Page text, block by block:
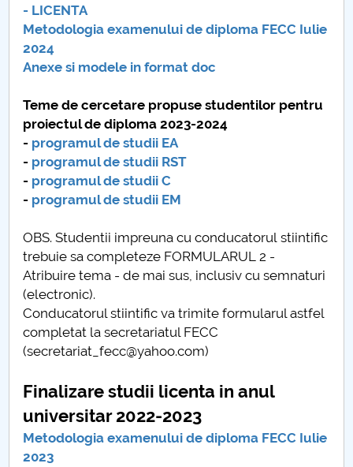
CAR2026
MENIU CANTINA
Informatii pentru studenti
Finalizare studii licenta
Finalizare studii master
Cercetare stiintifica si concursuri studentesti
Practica
Oportunitati cariera
Tabere studentesti
Absolventi
- LICENTA
Metodologia examenului de diploma FECC Iulie
2024
Anexe si modele in format doc
Teme de cercetare propuse studentilor pentru
proiectul de diploma 2023-2024
- programul de studii EA
- programul de studii RST
- programul de studii C
- programul de studii EM
OBS. Studentii impreuna cu conducatorul stiintific
trebuie sa completeze FORMULARUL 2 -
Atribuire tema - de mai sus, inclusiv cu semnaturi
(electronic).
Conducatorul stiintific va trimite formularul astfel
completat la secretariatul FECC
(secretariat_fecc@yahoo.com)
Finalizare studii licenta in anul
universitar 2022-2023
Metodologia examenului de diploma FECC Iulie
2023